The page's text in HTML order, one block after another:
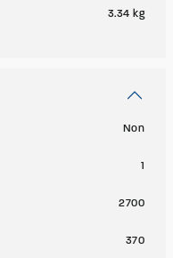
3.34 kg
Non
1
2700
370